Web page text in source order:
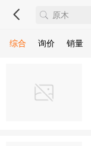
综合 询价 销量